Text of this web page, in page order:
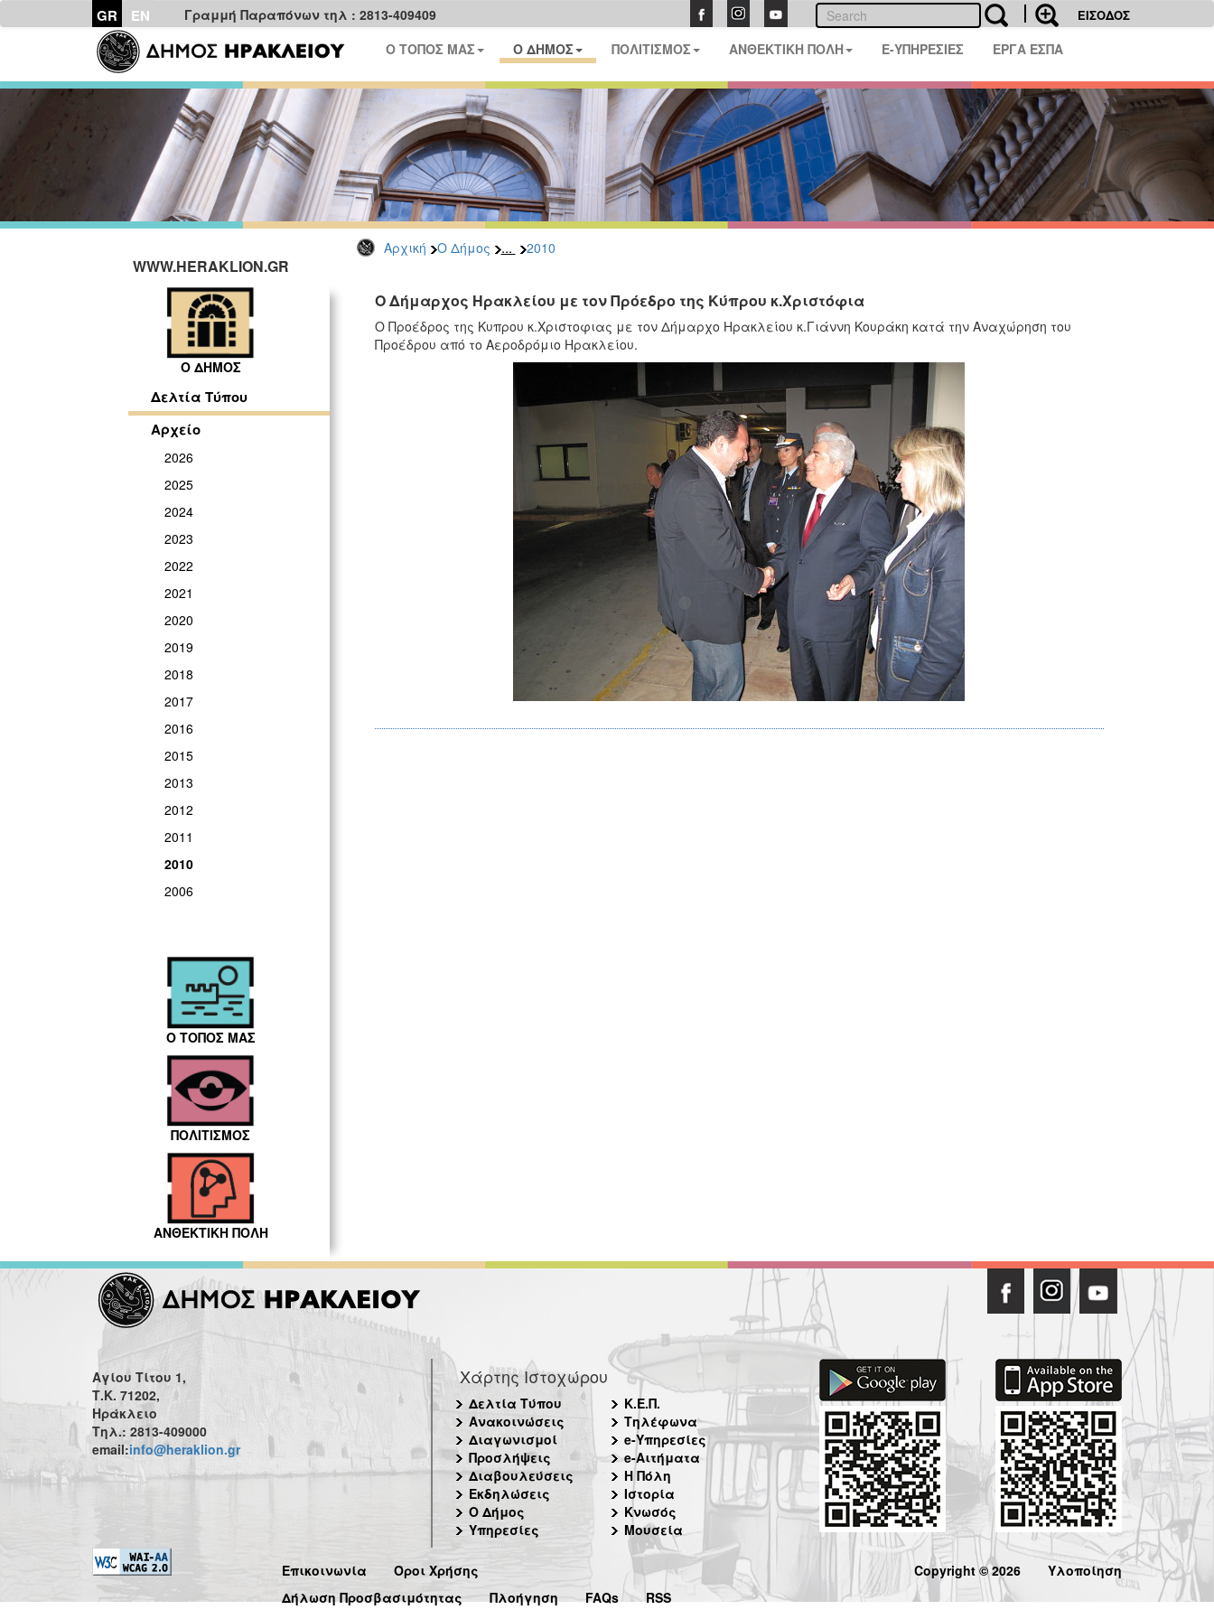
GR EN Γραμμή Παραπόνων τηλ : 2813-409409 ΕΙΣΟΔΟΣ
Ο ΤΟΠΟΣ ΜΑΣ Ο ΔΗΜΟΣ ΠΟΛΙΤΙΣΜΟΣ ΑΝΘΕΚΤΙΚΗ ΠΟΛΗ E-ΥΠΗΡΕΣΙΕΣ ΕΡΓΑ ΕΣΠΑ
Αρχική Ο Δήμος ... 2010
WWW.HERAKLION.GR
Ο ΔΗΜΟΣ
Δελτία Τύπου
Αρχείο
2026
2025
2024
2023
2022
2021
2020
2019
2018
2017
2016
2015
2013
2012
2011
2010
2006
Ο ΤΟΠΟΣ ΜΑΣ
ΠΟΛΙΤΙΣΜΟΣ
ΑΝΘΕΚΤΙΚΗ ΠΟΛΗ
Ο Δήμαρχος Ηρακλείου με τον Πρόεδρο της Κύπρου κ.Χριστόφια
Ο Προέδρος της Κυπρου κ.Χριστοφιας με τον Δήμαρχο Ηρακλείου κ.Γιάννη Κουράκη κατά την Αναχώρηση του
Προέδρου από το Αεροδρόμιο Ηρακλείου.
Αγίου Τίτου 1,
Τ.Κ. 71202,
Ηράκλειο
Τηλ.: 2813-409000
email:info@heraklion.gr
Χάρτης Ιστοχώρου
Δελτία Τύπου
Ανακοινώσεις
Διαγωνισμοί
Προσλήψεις
Διαβουλεύσεις
Εκδηλώσεις
Ο Δήμος
Υπηρεσίες
Κ.Ε.Π.
Τηλέφωνα
e-Υπηρεσίες
e-Αιτήματα
Η Πόλη
Ιστορία
Κνωσός
Μουσεία
Επικοινωνία
Όροι Χρήσης
Δήλωση Προσβασιμότητας
Πλοήγηση FAQs RSS
Copyright © 2026 Υλοποίηση